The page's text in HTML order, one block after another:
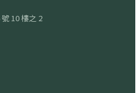
10 樓之 2